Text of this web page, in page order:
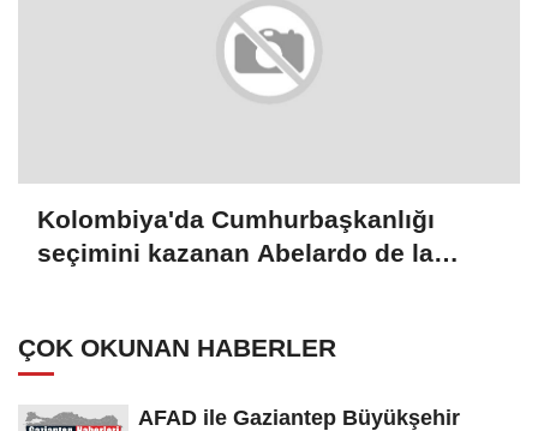
Kolombiya'da Cumhurbaşkanlığı
seçimini kazanan Abelardo de la
ÇOK OKUNAN HABERLER
AFAD ile Gaziantep Büyükşehir